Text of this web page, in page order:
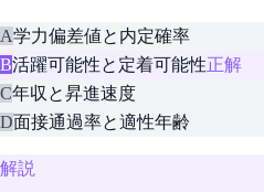
A学力偏差値と内定確率
B活躍可能性と定着可能性正解
C年収と昇進速度
D面接通過率と適性年齢
解説